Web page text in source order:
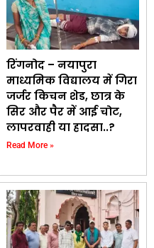
रिंगनोद – नयापुरा
माध्यमिक विद्यालय में गिरा
जर्जर किचन शेड, छात्र के
सिर और पैर में आई चोट,
लापरवाही या हादसा..?
Read More »